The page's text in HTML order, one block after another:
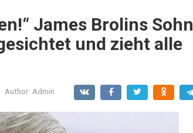
James Brolins Sohn
und zieht alle
Author: Admin